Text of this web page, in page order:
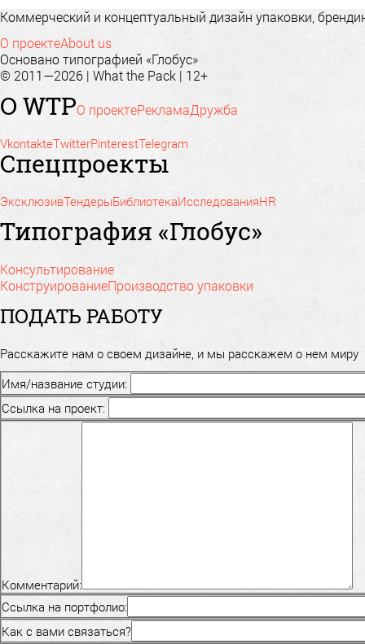
Коммерческий и концептуальный дизайн упаковки,
О проектеAbout us
Основано типографией «Глобус»
© 2011—2026 | What the Pack | 12+
О WTPО проектеРекламаДружба
VkontakteTwitterPinterestTelegram
Спецпроекты
ЭксклюзивТендерыБиблиотекаИсследованияHR
Типография «Глобус»
Консультирование
КонструированиеПроизводство упаковки
ПОДАТЬ РАБОТУ
Расскажите нам о своем дизайне, и мы расскажем о нем миру
Имя/название студии:
Ссылка на проект:
Комментарий:
Ссылка на портфолио:
Как с вами связаться?